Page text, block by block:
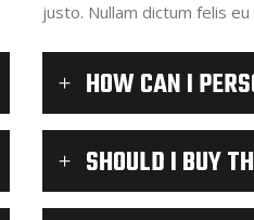
justo. Nullam dictum felis
HOW CAN I
SHOULD I BUY